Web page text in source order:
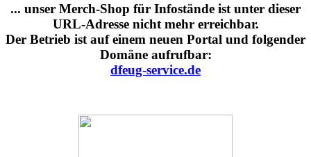
... unser Merch-Shop für Infostände ist unter dieser
URL-Adresse nicht mehr erreichbar.
Der Betrieb ist auf einem neuen Portal und folgender
Domäne aufrufbar:
dfeug-service.de